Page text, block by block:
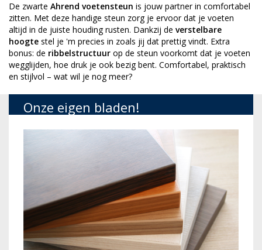
De zwarte Ahrend voetensteun is jouw partner in comfortabel
zitten. Met deze handige steun zorg je ervoor dat je voeten
altijd in de juiste houding rusten. Dankzij de verstelbare
hoogte stel je 'm precies in zoals jij dat prettig vindt. Extra
bonus: de ribbelstructuur op de steun voorkomt dat je voeten
wegglijden, hoe druk je ook bezig bent. Comfortabel, praktisch
en stijlvol – wat wil je nog meer?
Onze eigen bladen!